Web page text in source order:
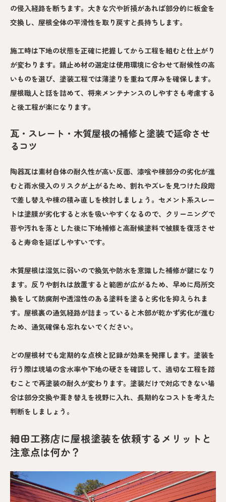
の侵入経路を断ちます。大きな穴や折損があれば部分的に板金を
交換し、屋根全体の平滑性を取り戻すと長持ちします。
施工時は下地の状態を正確に把握してから工程を組むと仕上がり
が変わります。錆止め材の選定は使用環境に合わせて耐候性の高
いものを選び、塗装工程では薄塗りを重ねて厚みを確保します。
屋根職人と話を詰めて、将来メンテナンスのしやすさも考慮する
と後工程が楽になります。
瓦・スレート・木質屋根の補修と塗装で延命させ
るコツ
陶器瓦は素材自体の耐久性が高い反面、漆喰や棟部分の劣化が進
むと雨水侵入のリスクが上がるため、割れやズレを見つけた段階
で差し替えや棟の積み直しを検討しましょう。セメント系スレー
トは塗膜が劣化すると水を吸いやすくなるので、クリーニングで
苔や汚れを落とした後に下地補修と高耐候塗料で被膜を復活させ
ると寿命を延ばしやすいです。
木質屋根は湿気に弱いので換気や防水を意識した補修が鍵になり
ます。反りや割れは放置すると範囲が広がるため、早めに局所交
換をして防腐剤や透湿性のある塗料を塗ると劣化を抑えられま
す。屋根裏の通気経路が詰まっていると木部が乾かず劣化が進む
ため、通気確保も忘れないでください。
どの屋根材でも定期的な点検と記録が効果を発揮します。塗装を
行う際は現場の含水率や下地の硬さを確認して、適切な工程を踏
むことで再塗装の耐久が変わります。塗装だけで対応できない場
合は部分交換や葺き替えを視野に入れ、長期的なコストを考えた
判断をしましょう。
細田工務店に屋根塗装を依頼するメリットと
注意点は何か？